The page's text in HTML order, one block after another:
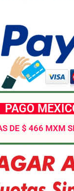
PAGO
DE $ 466 MXM